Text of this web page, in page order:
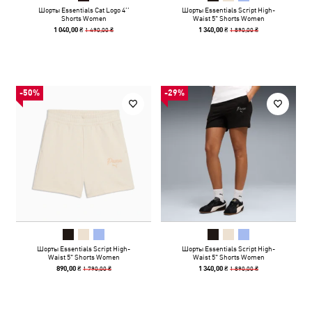
Шорты Essentials Cat Logo 4’’
Shorts Women
1 040,00 ₴1 490,00 ₴
Шорты Essentials Script High-
Waist 5" Shorts Women
1 340,00 ₴1 890,00 ₴
-50%
Шорты Essentials Script High-
Waist 5" Shorts Women
890,00 ₴ 1 790,00 ₴
-29%
Шорты Essentials Script High-
Waist 5" Shorts Women
1 340,00 ₴1 890,00 ₴